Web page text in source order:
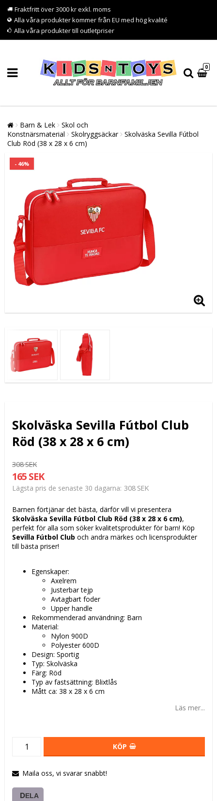
Fraktfritt över 3000 kr exkl. moms
Alla våra produkter kommer från EU med hög kvalité
Alla våra produkter till outletpriser
0
Barn & Lek
Skol och
Konstnärsmaterial
Skolryggsäckar
Skolväska Sevilla Fútbol
Club Röd (38 x 28 x 6 cm)
- 46%
Skolväska Sevilla Fútbol Club
Röd (38 x 28 x 6 cm)
308 SEK
165 SEK
Lägsta pris de senaste 30 dagarna 308 SEK
Barnen förtjänar det bästa, därför vill vi presentera
Skolväska Sevilla Fútbol Club Röd (38 x 28 x 6 cm),
perfekt för alla som söker kvalitetsprodukter för barn! Köp
Sevilla Fútbol Club och andra märkes och licensprodukter
till bästa priser!
Egenskaper:
Axelrem
Justerbar tejp
Avtagbart foder
Upper handle
Rekommenderad användning: Barn
Material:
Nylon 900D
Polyester 600D
Design: Sportig
Typ: Skolväska
Färg: Röd
Typ av fastsättning: Blixtlås
Mått ca: 38 x 28 x 6 cm
Läs mer...
KÖP
Maila oss, vi svarar snabbt!
DELA